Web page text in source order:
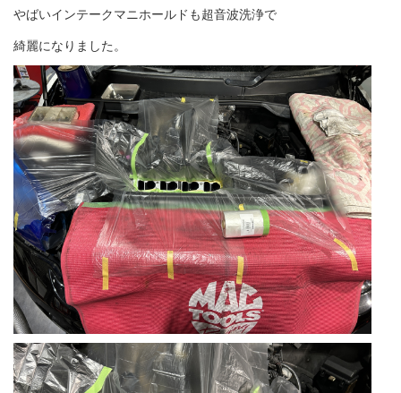
やばいインテークマニホールドも超音波洗浄で
綺麗になりました。